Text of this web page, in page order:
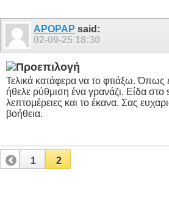
APOPAP said:
02-09-25 18:30
Τελικά κατάφερα να το φτιάξω. Όπως
ήθελε ρύθμιση ένα γρανάζι. Είδα
λεπτομέρειες και το έκανα. Σας
βοήθεια.
1 2